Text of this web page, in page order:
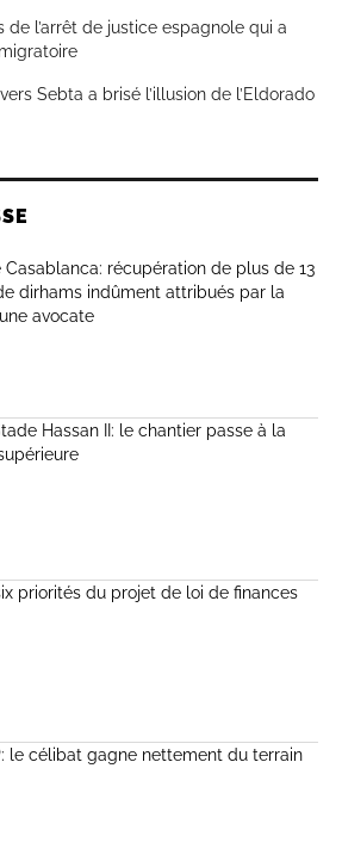
de l’arrêt de justice espagnole qui a
Sebta a brisé l’illusion de l’Eldorado
Casablanca: récupération de plus de 13
dirhams indûment attribués par la
avocate
Hassan II: le chantier passe à la
priorités du projet de loi de finances
le célibat gagne nettement du terrain